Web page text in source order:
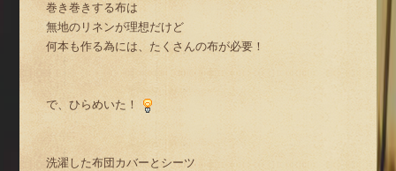
巻き巻きする布は
無地のリネンが理想だけど
何本も作る為には、たくさんの布が必要！
で、ひらめいた！
洗濯した布団カバーとシーツ